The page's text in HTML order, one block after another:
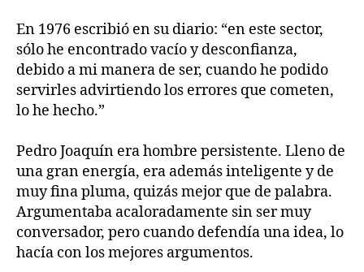
En 1976 escribió en su diario: “en este sector,
sólo he encontrado vacío y desconfianza,
debido a mi manera de ser, cuando he podido
servirles advirtiendo los errores que cometen,
lo he hecho.”
Pedro Joaquín era hombre persistente. Lleno de
una gran energía, era además inteligente y de
muy fina pluma, quizás mejor que de palabra.
Argumentaba acaloradamente sin ser muy
conversador, pero cuando defendía una idea, lo
hacía con los mejores argumentos.